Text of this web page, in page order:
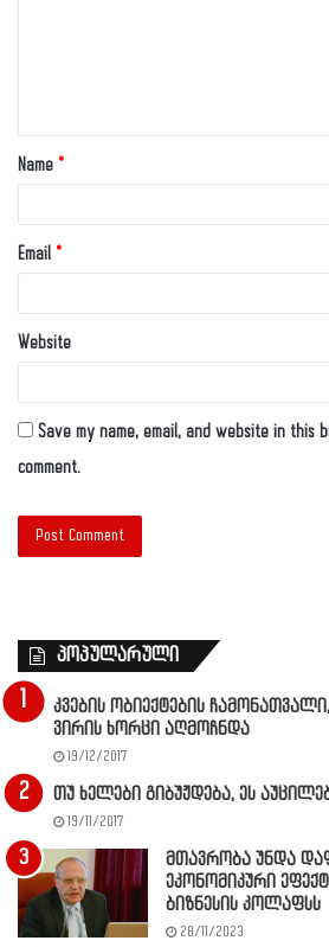
Name *
Email *
Website
Save my name, email, and website in
comment.
პოპულარული
კვების ობიექტების
ვირის ხორცი აღმოჩნდა
19/12/2017
თუ ხელები გიბუჟდება, ეს
19/11/2017
მთავრობა უნდა
ეკონომიკური
ბიზნესის კოლაფსს
28/11/2023